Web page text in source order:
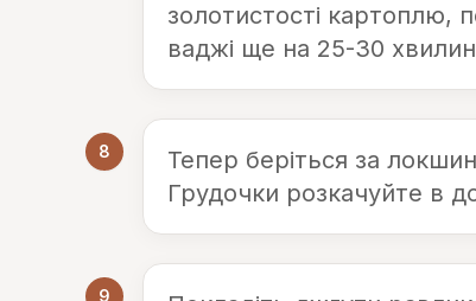
золотистості картоплю,
ваджі ще на 25-30
8
Тепер беріться за
Грудочки розкачуйте в
9